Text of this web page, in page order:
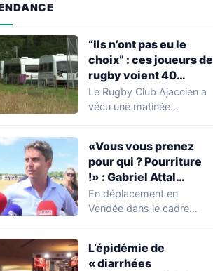
“Ils n’ont pas eu le
choix” : ces joueurs de
rugby voient 40
caravanes de gens du
voyage s’installer
heure
Le Rugby Club Ajaccien a
vécu une matinée
découverte d'une…
«Vous vous prenez
pour qui ? Pourriture
!» : Gabriel Attal
chahuté sur un
campement illégal
En déplacement en
Vendée dans le cadre
occupations…
L’épidémie de
« diarrhées